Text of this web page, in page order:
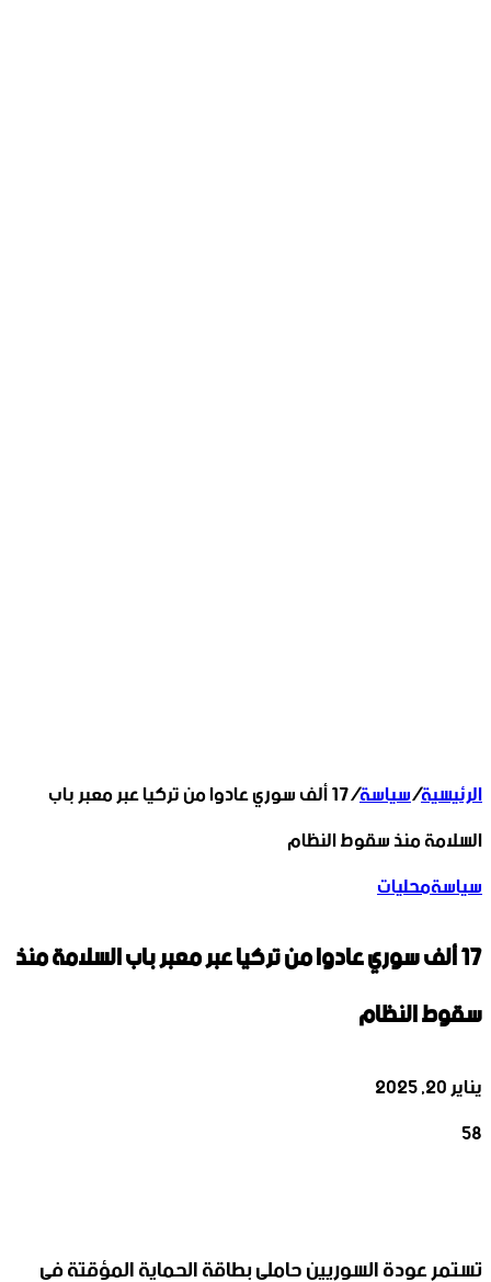
الرئيسية/سياسة/ 17 ألف سوري عادوا من تركيا عبر معبر باب
السلامة منذ سقوط النظام
سياسةمحليات
17 ألف سوري عادوا من تركيا عبر معبر باب السلامة منذ
سقوط النظام
يناير 20, 2025
58
تستمر عودة السوريين حاملي بطاقة الحماية المؤقتة في